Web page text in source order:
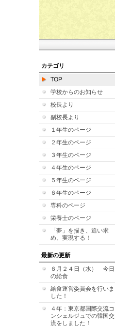
カテゴリ
TOP
学校からのお知らせ
校長より
副校長より
１年生のページ
２年生のページ
３年生のページ
４年生のページ
５年生のページ
６年生のページ
専科のページ
栄養士のページ
「夢」を描き、追い求
め、実現する！
最新の更新
６月２４日（水） 今日
の給食
給食運営委員会を行いま
した！
４年：東京都国際交流コ
ンシェルジュでの韓国交
流をしました！